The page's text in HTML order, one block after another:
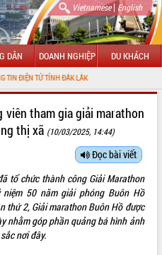
Vietnamese| English
DÂN DOANH NGHIỆP DU KHÁCH
TỈNH ĐẮK LẮK
viên tham gia giải marathon
thị xã (10/03/2025, 14:44)
Đọc bài viết
tổ chức thành công Giải Marathon
50 năm giải phóng Buôn Hồ
2, Giải marathon Buôn Hồ được
nhằm góp phần quảng bá hình ảnh
nơi đây.